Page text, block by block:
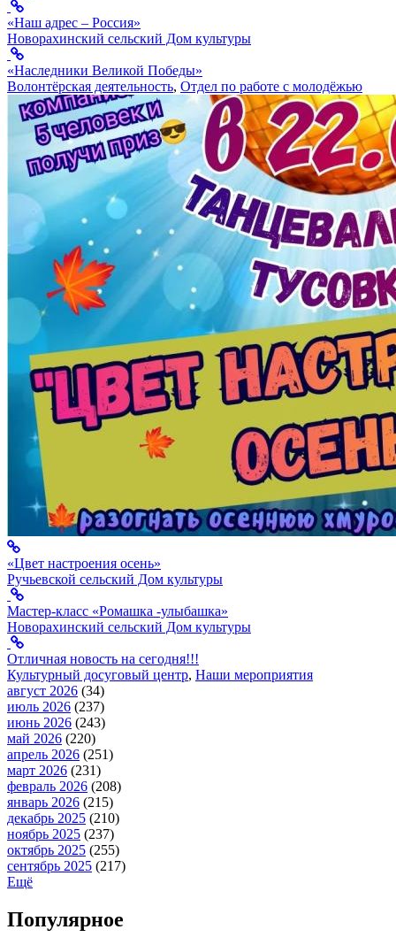
«Наш адрес – Россия»
Новорахинский сельский Дом культуры
«Наследники Великой Победы»
Волонтёрская деятельность, Отдел по работе с молодёжью
«Цвет настроения осень»
Ручьевской сельский Дом культуры
Мастер-класс «Ромашка -улыбашка»
Новорахинский сельский Дом культуры
Отличная новость на сегодня!!!
Культурный досуговый центр, Наши мероприятия
август 2026 (34)
июль 2026 (237)
июнь 2026 (243)
май 2026 (220)
апрель 2026 (251)
март 2026 (231)
февраль 2026 (208)
январь 2026 (215)
декабрь 2025 (210)
ноябрь 2025 (237)
октябрь 2025 (255)
сентябрь 2025 (217)
Ещё
Популярное